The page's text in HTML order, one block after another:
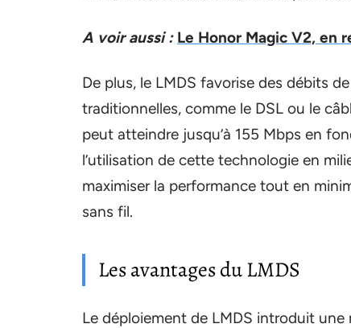
A voir aussi : Le Honor Magic V2, en
De plus, le LMDS favorise des débits
traditionnelles, comme le DSL ou le
peut atteindre jusqu’à 155 Mbps en
l’utilisation de cette technologie en
maximiser la performance tout en
sans fil.
Les avantages du LMDS
Le déploiement de LMDS introduit une